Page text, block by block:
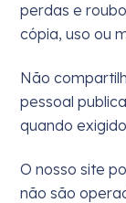
perdas e
cópia, uso ou
Não
pessoal
quando
O nosso site
não são